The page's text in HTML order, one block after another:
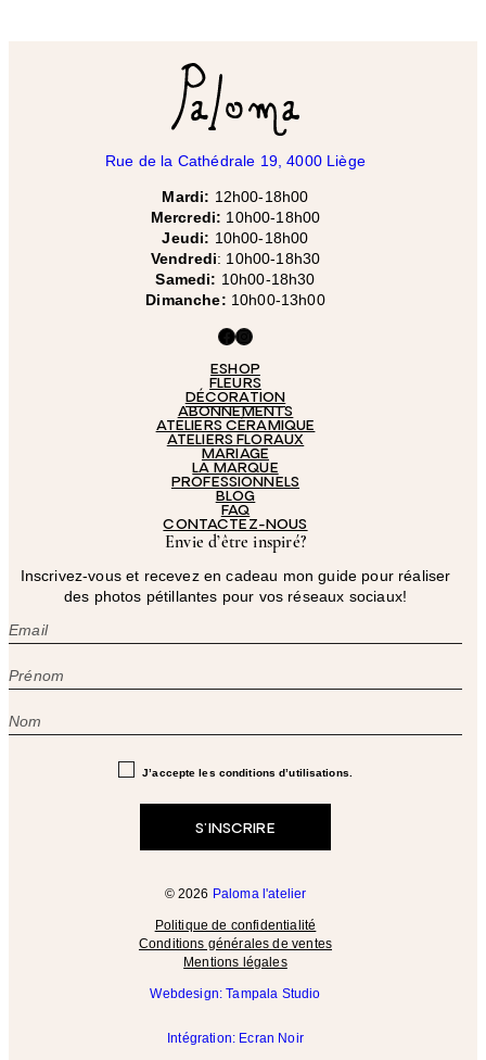
Rue de la Cathédrale 19, 4000 Liège
Mardi: 12h00-18h00
Mercredi: 10h00-18h00
Jeudi: 10h00-18h00
Vendredi: 10h00-18h30
Samedi: 10h00-18h30
Dimanche: 10h00-13h00
Facebook Instagram
ESHOP
FLEURS
DÉCORATION
ABONNEMENTS
ATELIERS CÉRAMIQUE
ATELIERS FLORAUX
MARIAGE
LA MARQUE
PROFESSIONNELS
BLOG
FAQ
CONTACTEZ-NOUS
Envie d’être inspiré?
Inscrivez-vous et recevez en cadeau mon guide pour réaliser
des photos pétillantes pour vos réseaux sociaux!
J’accepte les conditions d’utilisations.
© 2026 Paloma l'atelier
Politique de confidentialité
Conditions générales de ventes
Mentions légales
Webdesign: Tampala Studio
Intégration: Ecran Noir